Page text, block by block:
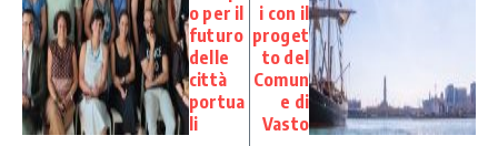
o per il
futuro
delle
città
portua
li
i con il
proget
to del
Comun
e di
Vasto